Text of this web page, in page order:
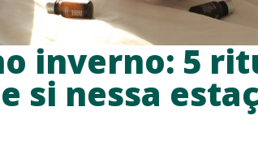
inverno: 5
si nessa